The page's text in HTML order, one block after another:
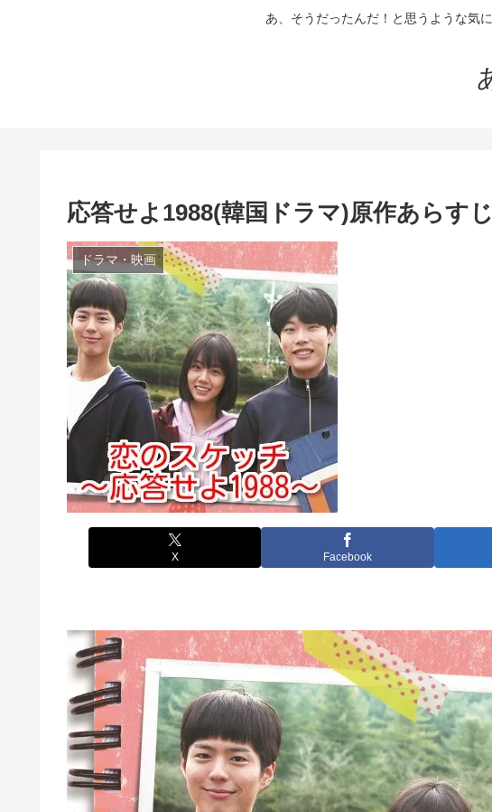
あ、そうだったんだ！と思うような気
応答せよ1988(韓国ドラマ)原作あらす
ドラマ・映画
X Facebook